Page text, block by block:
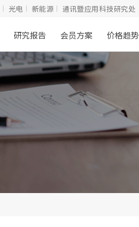
光电 新能源 通讯暨应用科技研究处
研究报告 会员方案 价格趋势